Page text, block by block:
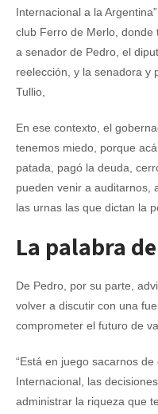
Internacional a la
club Ferro de Merlo, donde
a senador de Pedro, el
reelección, y la senadora y
Tullio,
En ese contexto, el
tenemos miedo, porque
patada, pagó la deuda,
pueden venir a auditarnos,
las urnas las que dictan la
La palabra
De Pedro, por su parte,
volver a discutir con una
comprometer el futuro de
“Está en juego sacarnos
Internacional, las
administrar la riqueza que